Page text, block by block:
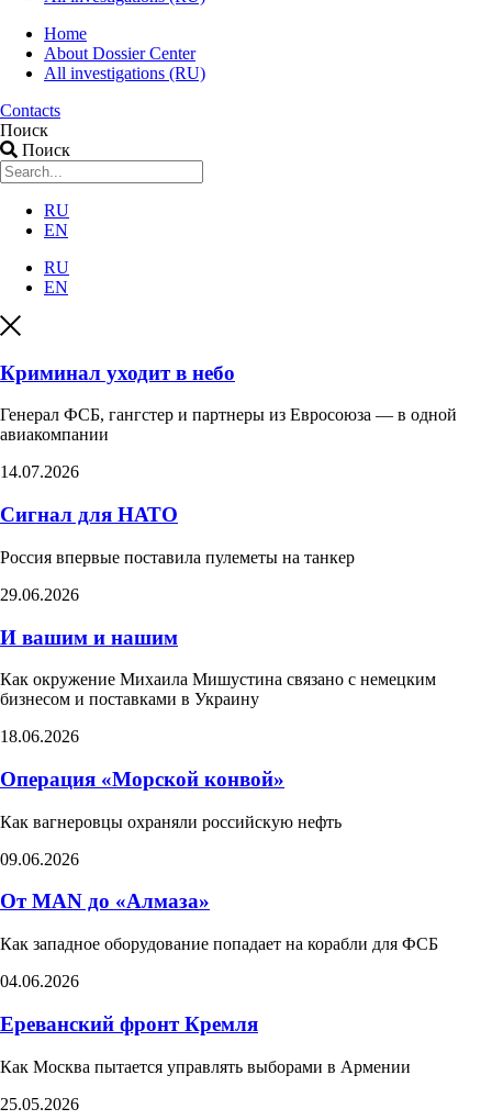
Home
About Dossier Center
All investigations (RU)
Contacts
Поиск
Поиск
RU
EN
RU
EN
Криминал уходит в небо
Генерал ФСБ, гангстер и партнеры из Евросоюза — в одной
авиакомпании
14.07.2026
Сигнал для НАТО
Россия впервые поставила пулеметы на танкер​
29.06.2026
И вашим и нашим
Как окружение Михаила Мишустина связано с немецким
бизнесом и поставками в Украину
18.06.2026
Операция «Морской конвой»
Как вагнеровцы охраняли российскую нефть
09.06.2026
От MAN до «Алмаза»
Как западное оборудование попадает на корабли для ФСБ
04.06.2026
Ереванский фронт Кремля
Как Москва пытается управлять выборами в Армении​
25.05.2026